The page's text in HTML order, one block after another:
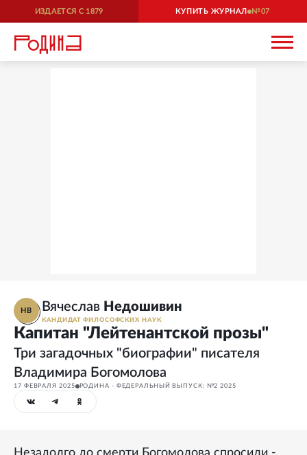
ИЗДАЕТСЯ С 1879 КУПИТЬ ЖУРНАЛ 07
НВ Вячеслав Недошивин
КАНДИДАТ ФИЛОСОФСКИХ НАУК
Капитан "Лейтенантской прозы"
Три загадочных "биографии" писателя
Владимира Богомолова
17 ФЕВРАЛЯ 2025 РОДИНА - ФЕДЕРАЛЬНЫЙ ВЫПУСК: №2 2025